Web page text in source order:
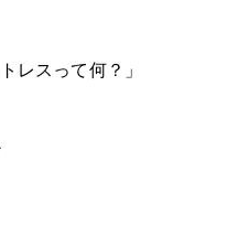
レスって何？」